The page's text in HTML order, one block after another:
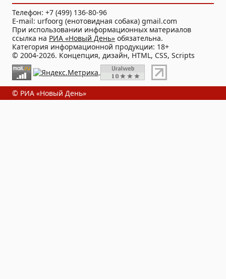
Телефон: +7 (499) 136-80-96
E-mail: urfoorg (енотовидная собака) gmail.com
При использовании информационных материалов
ссылка на РИА «Новый День» обязательна.
Категория информационной продукции: 18+
© 2004-2026. Концепция, дизайн, HTML, CSS, Scripts
© РИА «Новый День»